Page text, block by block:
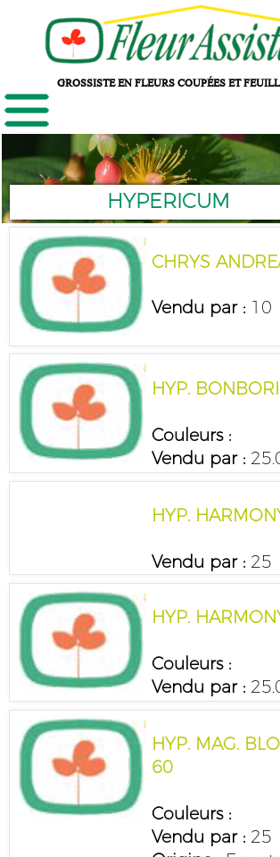
GROSSISTE EN FLEURS COUPÉES ET
HYPERICUM
CHRYS
Vendu par :10
HYP.
Couleurs :
Vendu par :
HYP.
Vendu par :25
HYP.
Couleurs :
Vendu par :
HYP. MAG.
60
Couleurs :
Vendu par :25